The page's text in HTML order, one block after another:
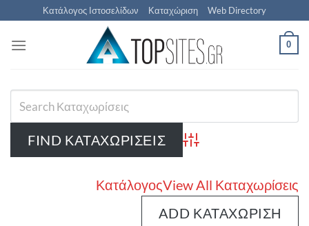
Μετάβαση
στο
περιεχόμενο
Κατάλογος Ιστοσελίδων Καταχώριση Web Directory
0
Advanced Search
ΚατάλογοςView All Καταχωρίσεις
ADD ΚΑΤΑΧΏΡΙΣΗ